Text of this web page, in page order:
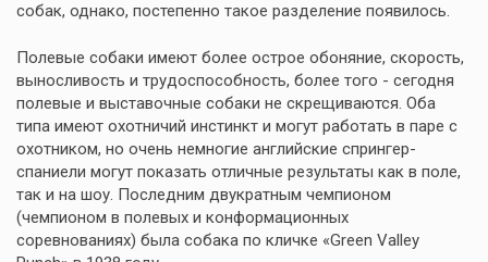
собак, однако, постепенно такое разделение появилось.
Полевые собаки имеют более острое обоняние, скорость,
выносливость и трудоспособность, более того - сегодня
полевые и выставочные собаки не скрещиваются. Оба
типа имеют охотничий инстинкт и могут работать в паре с
охотником, но очень немногие английские спрингер-
спаниели могут показать отличные результаты как в поле,
так и на шоу. Последним двукратным чемпионом
(чемпионом в полевых и конформационных
соревнованиях) была собака по кличке «Green Valley